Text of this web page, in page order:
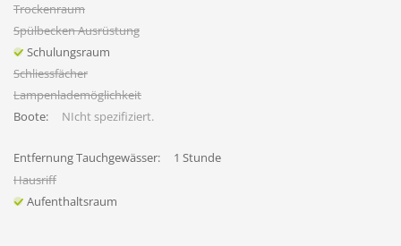
Trockenraum
Spülbecken Ausrüstung
Schulungsraum
Schliessfächer
Lampenlademöglichkeit
Boote:
NIcht spezifiziert.
Entfernung Tauchgewässer:
1 Stunde
Hausriff
Aufenthaltsraum